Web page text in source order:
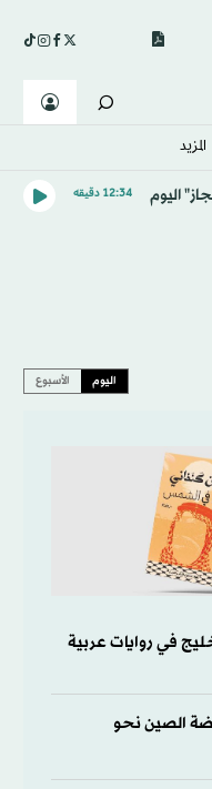
المزيد
اليوم 12:34 دقيقه
اليوم الأسبوع
في روايات عربية
الصين نحو